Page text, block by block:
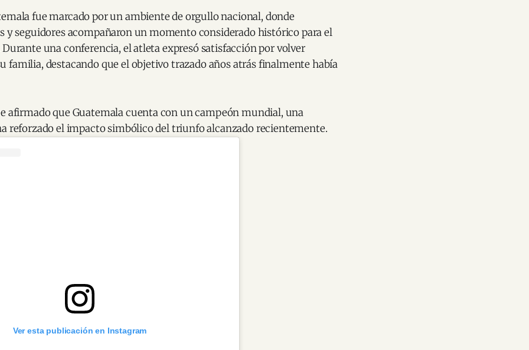
fue marcado por un ambiente de orgullo nacional, donde
y seguidores acompañaron un momento considerado histórico para el
una conferencia, el atleta expresó satisfacción por volver
familia, destacando que el objetivo trazado años atrás finalmente había
afirmado que Guatemala cuenta con un campeón mundial, una
reforzado el impacto simbólico del triunfo alcanzado recientemente.
Ver esta publicación en Instagram